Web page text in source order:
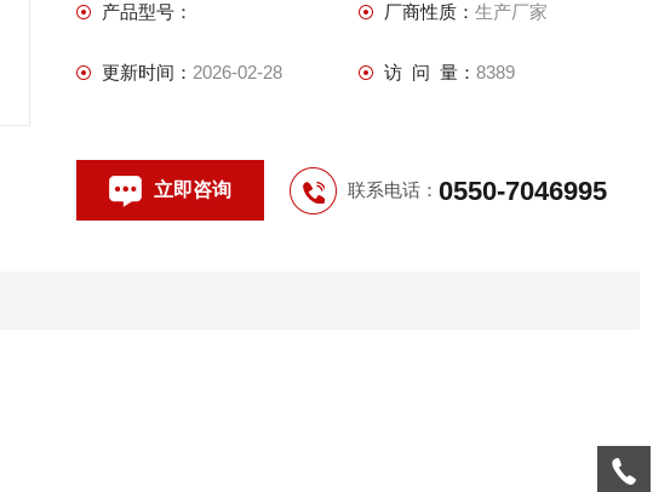
产品型号： 厂商性质： 生产厂家
更新时间： 2026-02-28 访 问 量： 8389
立即咨询 联系电话： 0550-7046995